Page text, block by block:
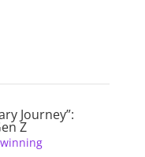
Journey”:
Z